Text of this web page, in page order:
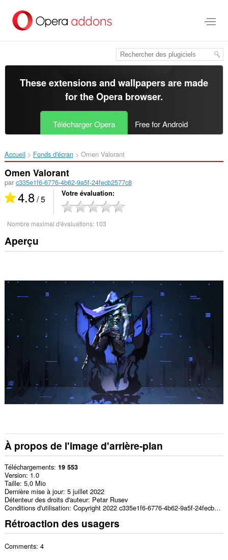
contenu
These extensions and wallpapers are made
for theOpera browser.
Télécharger Opera Free for Android
Accueil Fonds d'écran Omen Valorant‎
Omen Valorant
par c335e1f6-6776-4b62-9a5f-24fecb2577c8
4.8/ 5 Votre évaluation
Nombre maximal d'évaluations: 103
Aperçu
À propos de l'image d'arrière-plan
Téléchargements 19 553
Version 1.0
Taille 5,0 Mio
Dernière mise à jour 5 juillet 2022
Détenteur des droits d'auteur Petar Rusev
Conditions d'utilisation
Copyright 2022 c335e1f6-6776-4b62-9a5f-24fecb2577c8
Rétroaction des usagers
Comments: 4